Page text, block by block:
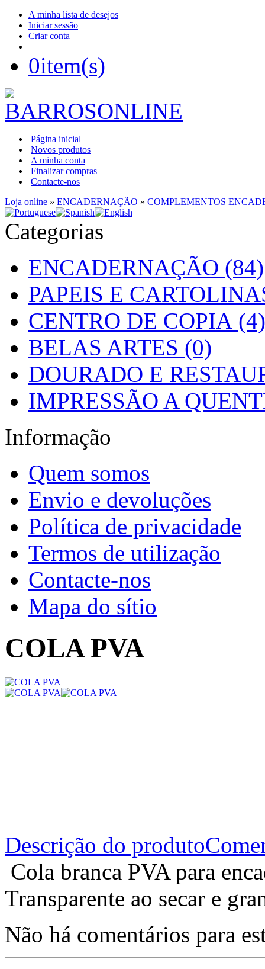
A minha lista de desejos
Iniciar sessão
Criar conta
0item(s)
Página inicial
Novos produtos
A minha conta
Finalizar compras
Contacte-nos
Loja online » ENCADERNAÇÃO » COMPLEMENTOS
Categorias
ENCADERNAÇÃO (84)
PAPEIS E
CENTRO DE COPIA (4)
BELAS ARTES (0)
DOURADO E
IMPRESSÃO A
Informação
Quem somos
Envio e devoluções
Política de privacidade
Termos de utilização
Contacte-nos
Mapa do sítio
COLA PVA
Descrição do produto
Cola branca PVA para
Transparente ao secar e
Não há comentários para